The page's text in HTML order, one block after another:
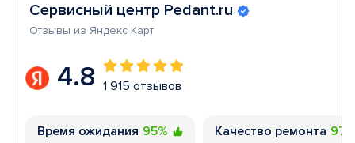
Сервисный центр Pedant.ru
Отзывы из Яндекс Карт
4.8 1 915 отзывов
Время ожидания 95% Качество ремонта